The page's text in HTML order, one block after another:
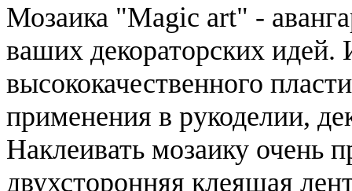
Мозаика "Magic art" -
ваших декораторских идей.
высококачественного
применения в рукоделии,
Наклеивать мозаику очень
двухсторонняя клеящая